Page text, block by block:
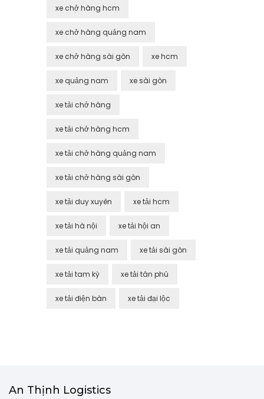
xe chở hàng hcm
xe chở hàng quảng nam
xe chở hàng sài gòn xe hcm
xe quảng nam xe sài gòn
xe tải chở hàng
xe tải chở hàng hcm
xe tải chở hàng quảng nam
xe tải chở hàng sài gòn
xe tải duy xuyên xe tải hcm
xe tải hà nội xe tải hội an
xe tải quảng nam xe tải sài gòn
xe tải tam kỳ xe tải tân phú
xe tải điện bàn xe tải đại lộc
An Thịnh Logistics